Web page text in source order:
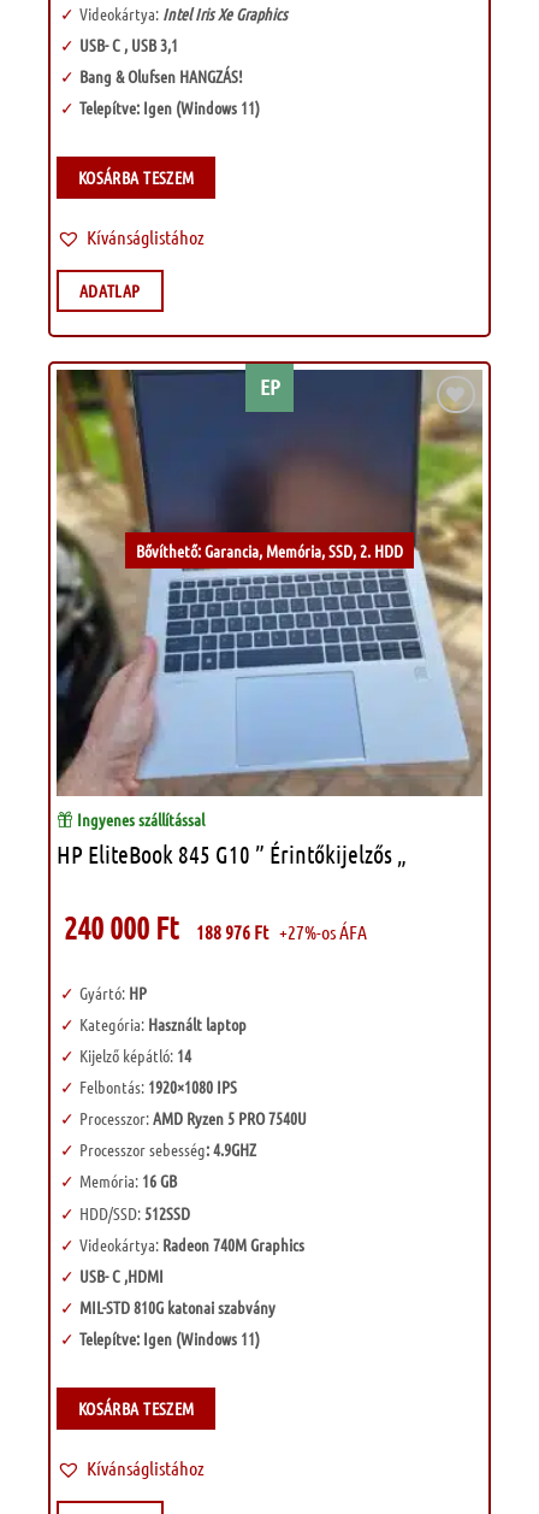
Videokártya: Intel Iris Xe Graphics
USB- C , USB 3,1
Bang & Olufsen HANGZÁS!
Telepítve: Igen (Windows 11)
KOSÁRBA TESZEM
Kívánságlistához
ADATLAP
EP
Bővíthető: Garancia, Memória, SSD, 2. HDD
Kívánságlistához
Ingyenes szállítással
HP EliteBook 845 G10 ” Érintőkijelzős „
240 000 Ft 188 976 Ft +27%-os ÁFA
Gyártó:HP
Kategória: Használt laptop
Kijelző képátló: 14
Felbontás: 1920×1080 IPS
Processzor:AMD Ryzen 5 PRO 7540U
Processzor sebesség: 4.9GHZ
Memória:16 GB
HDD/SSD:512SSD
Videokártya:Radeon 740M Graphics
USB- C ,HDMI
MIL-STD 810G katonai szabvány
Telepítve: Igen (Windows 11)
KOSÁRBA TESZEM
Kívánságlistához